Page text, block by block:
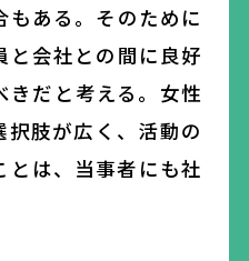
もある。そのために
と会社との間に良好
きだと考える。女性
択肢が広く、活動の
とは、当事者にも社